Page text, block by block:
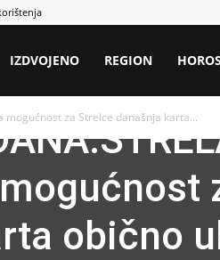
IZDVOJENO REGION
mogućnost za Strelce današnja karta...
obično